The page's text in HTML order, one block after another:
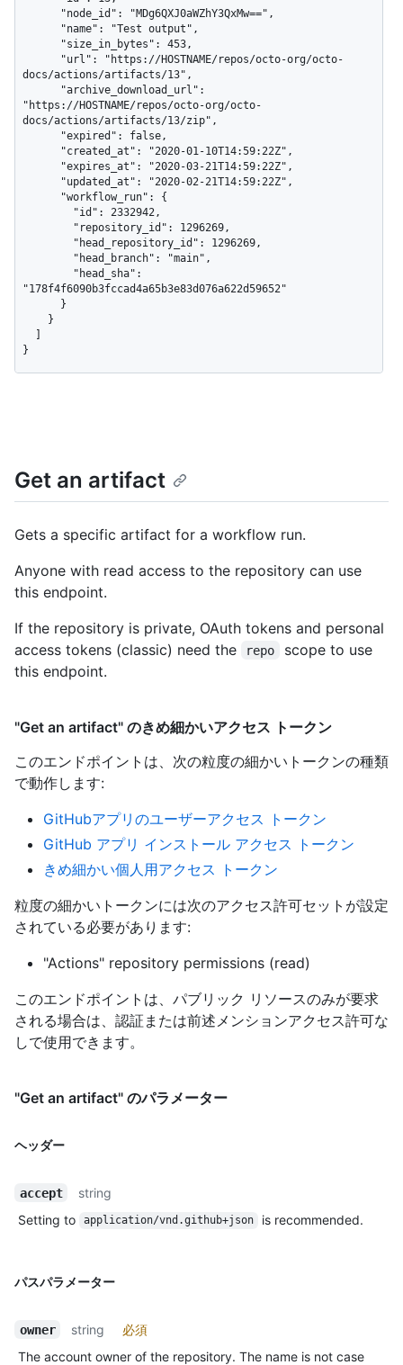
docs/actions/artifacts/13",
"https://HOSTNAME/repos/octo-org/octo-
docs/actions/artifacts/13/zip",
"178f4f6090b3fccad4a65b3e83d076a622d59652"
}
Get an artifact
Gets a specific artifact for a workflow run.
Anyone with read access to the repository can use
this endpoint.
If the repository is private, OAuth tokens and personal
access tokens (classic) need the
repo
scope to use
this endpoint.
"Get an artifact" のきめ細かいアクセス トークン
このエンドポイントは、次の粒度の細かいトークンの種類
で動作します:
GitHubアプリのユーザーアクセス トークン
GitHub アプリ インストール アクセス トークン
きめ細かい個人用アクセス トークン
粒度の細かいトークンには次のアクセス許可セットが設定
されている必要があります:
"Actions" repository permissions (read)
このエンドポイントは、パブリック リソースのみが要求
される場合は、認証または前述メンションアクセス許可な
しで使用できます。
"Get an artifact" のパラメーター
ヘッダー
accept
string
Setting to
application/vnd.github+json is recommended.
パスパラメーター
owner string
必須
The account owner of the repository. The name is not case